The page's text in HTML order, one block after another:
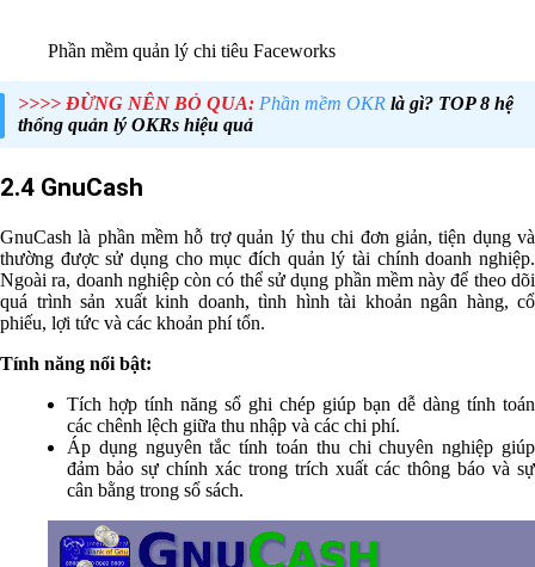
Phần mềm quản lý chi tiêu Faceworks
>>>> ĐỪNG NÊN BỎ QUA: Phần mềm OKR là gì? TOP 8 hệ
thống quản lý OKRs hiệu quả
2.4 GnuCash
GnuCash là phần mềm hỗ trợ quản lý thu chi đơn giản, tiện dụng và
thường được sử dụng cho mục đích quản lý tài chính doanh nghiệp.
Ngoài ra, doanh nghiệp còn có thể sử dụng phần mềm này để theo dõi
quá trình sản xuất kinh doanh, tình hình tài khoản ngân hàng, cổ
phiếu, lợi tức và các khoản phí tổn.
Tính năng nổi bật:
Tích hợp tính năng sổ ghi chép giúp bạn dễ dàng tính toán
các chênh lệch giữa thu nhập và các chi phí.
Áp dụng nguyên tắc tính toán thu chi chuyên nghiệp giúp
đảm bảo sự chính xác trong trích xuất các thông báo và sự
cân bằng trong sổ sách.